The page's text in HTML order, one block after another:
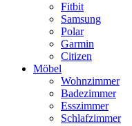
Fitbit
Samsung
Polar
Garmin
Citizen
Möbel
Wohnzimmer
Badezimmer
Esszimmer
Schlafzimmer